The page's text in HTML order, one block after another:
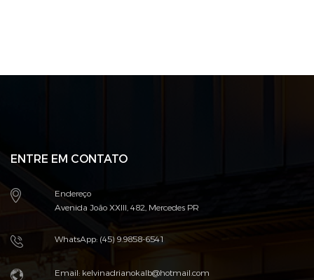
ENTRE EM CONTATO
Endereço
Avenida João XXIII, 482, Mercedes PR
WhatsApp: (45) 9.9858-6541
Email: kelvinadrianokalb@hotmail.com